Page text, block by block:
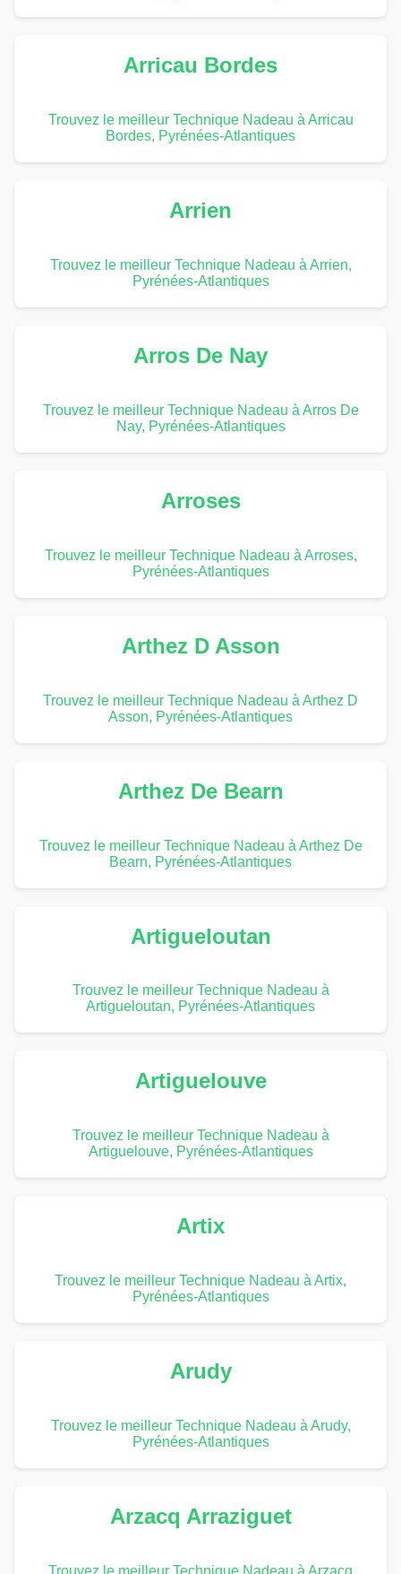
Arricau Bordes
Trouvez le meilleur Technique Nadeau à Arricau
Bordes, Pyrénées-Atlantiques
Arrien
Trouvez le meilleur Technique Nadeau à Arrien,
Pyrénées-Atlantiques
Arros De Nay
Trouvez le meilleur Technique Nadeau à Arros De
Nay, Pyrénées-Atlantiques
Arroses
Trouvez le meilleur Technique Nadeau à Arroses,
Pyrénées-Atlantiques
Arthez D Asson
Trouvez le meilleur Technique Nadeau à Arthez D
Asson, Pyrénées-Atlantiques
Arthez De Bearn
Trouvez le meilleur Technique Nadeau à Arthez De
Bearn, Pyrénées-Atlantiques
Artigueloutan
Trouvez le meilleur Technique Nadeau à
Artigueloutan, Pyrénées-Atlantiques
Artiguelouve
Trouvez le meilleur Technique Nadeau à
Artiguelouve, Pyrénées-Atlantiques
Artix
Trouvez le meilleur Technique Nadeau à Artix,
Pyrénées-Atlantiques
Arudy
Trouvez le meilleur Technique Nadeau à Arudy,
Pyrénées-Atlantiques
Arzacq Arraziguet
Trouvez le meilleur Technique Nadeau à Arzacq